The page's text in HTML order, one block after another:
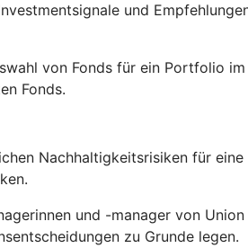
und
von Fonds für ein Portfolio im
Fonds.
Nachhaltigkeitsrisiken für
und -manager von
zu Grunde legen.